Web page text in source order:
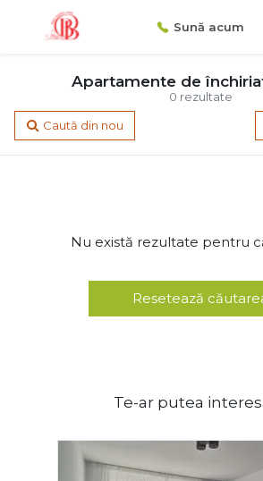
Sună acum
0 rezultate
Apartamente de
Caută din nou
Nu există rezultate pentru
Resetează
Te-ar putea